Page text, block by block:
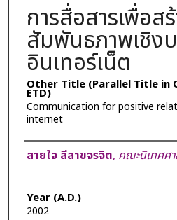
การสื่อสารเพื่อส
สัมพันธภาพเชิง
อินเทอร์เน็ต
Other Title (Parallel Title in
ETD)
Communication for positive
internet
Author
สายใจ ลีลาขจรจิต, คณะนิเทศศ
Year (A.D.)
2002